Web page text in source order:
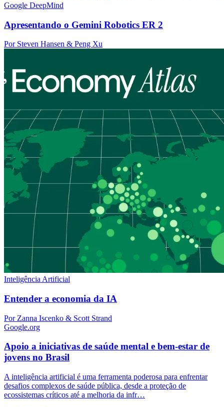
Google DeepMind
Apresentando o Gemini Robotics ER 2
Por Steven Hansen & Peng Xu
Inteligência Artificial
Entender a economia da IA
Por Zanna Iscenko & Scott Strand
Google.org
Apoio a iniciativas de saúde mental e bem-estar de
jovens no Brasil
A inteligência artificial é uma ferramenta poderosa para enfrentar
desafios complexos de saúde pública, desde a proteção de
ecossistemas críticos até a melhoria da infr…